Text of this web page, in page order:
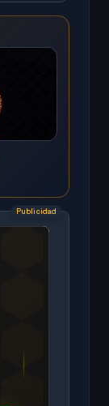
Publicidad